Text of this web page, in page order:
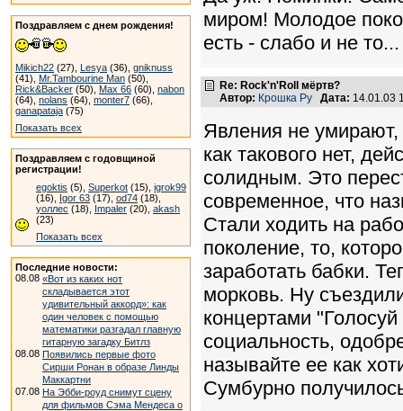
Поздравляем с днем рождения!
Mikich22 (27), Lesya (36), gniknuss
(41), Mr.Tambourine Man (50),
Rick&Backer (50), Max 66 (60), nabon
(64), nolans (64), monter7 (66),
ganapataja (75)
Показать всех
Поздравляем с годовщиной
регистрации!
egoktis (5), Superkot (15), igrok99
(16), Igor 63 (17), od74 (18),
уоллес (18), Impaler (20), akash
(23)
Показать всех
Последние новости:
08.08 «Вот из каких нот
складывается этот
удивительный аккорд»: как
один человек с помощью
математики разгадал главную
гитарную загадку Битлз
08.08 Появились первые фото
Сирши Ронан в образе Линды
Маккартни
07.08 На Эбби-роуд снимут сцену
для фильмов Сэма Мендеса о
миром! Молодое
есть - слабо и не то...
Re: Rock'n'Roll мёртв?
Автор: Крошка Ру Дата: 14.01.03
Явления не
как такового нет,
солидным. Это
современное, что
Стали ходить на
поколение, то,
заработать бабки.
морковь. Ну
концертами
социальность,
называйте ее как
Сумбурно